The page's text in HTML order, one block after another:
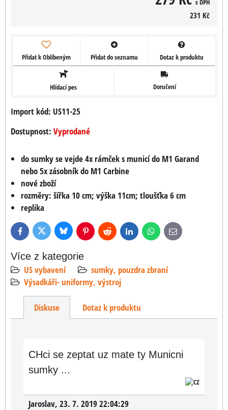
s DPH
231 Kč
Přidat k Oblíbeným Přidat do seznamu Dotaz k produktu
Hlídací pes Doručení
Import kód: US11-25
Dostupnost: Vyprodané
do sumky se vejde 4x rámček s municí do M1 Garand
nebo 5x zásobník do M1 Carbine
nové zboží
rozměry: šířka 10 cm; výška 11cm; tloušťka 6 cm
replika
FacebookTwitter BlueskyPinterestReddit LinkedInWhatsApp
E-
mail
Více z kategorie
US vybavení
sumky, pouzdra zbraní
Výsadkáři- uniformy, výstroj
Diskuse Dotaz k produktu
CHci se zeptat uz mate ty Municni
sumky ...
Jaroslav, 23. 7. 2019 22:04:29